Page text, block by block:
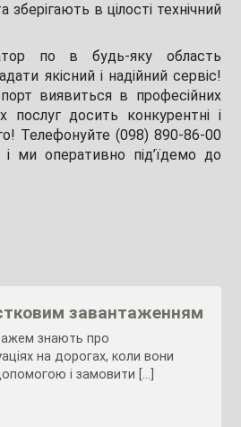
зберігають в цілості технічний
по в будь-яку область
якісний і надійний сервіс!
виявиться в професійних
послуг досить конкурентні і
Телефонуйте (098) 890-86-00
ми оперативно під’їдемо до
завантаженням
знають про
на дорогах, коли вони
і замовити […]